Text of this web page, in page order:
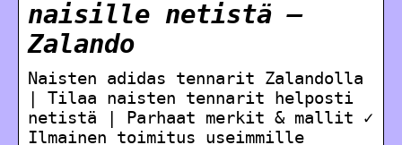
naisille netistä –
Zalando
Naisten adidas tennarit Zalandolla
| Tilaa naisten tennarit helposti
netistä | Parhaat merkit & mallit ✓
Ilmainen toimitus useimmille